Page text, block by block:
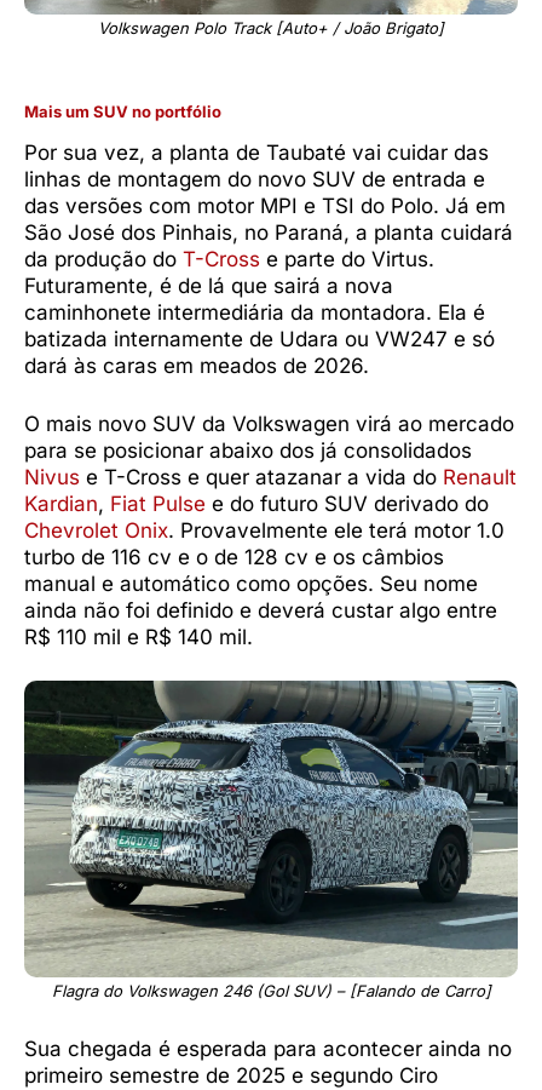
Volkswagen Polo Track [Auto+ / João Brigato]
Mais um SUV no portfólio
Por sua vez, a planta de Taubaté vai cuidar das
linhas de montagem do novo SUV de entrada e
das versões com motor MPI e TSI do Polo. Já em
São José dos Pinhais, no Paraná, a planta cuidará
da produção do T-Cross e parte do Virtus.
Futuramente, é de lá que sairá a nova
caminhonete intermediária da montadora. Ela é
batizada internamente de Udara ou VW247 e só
dará às caras em meados de 2026.
O mais novo SUV da Volkswagen virá ao mercado
para se posicionar abaixo dos já consolidados
Nivus e T-Cross e quer atazanar a vida do Renault
Kardian, Fiat Pulse e do futuro SUV derivado do
Chevrolet Onix. Provavelmente ele terá motor 1.0
turbo de 116 cv e o de 128 cv e os câmbios
manual e automático como opções. Seu nome
ainda não foi definido e deverá custar algo entre
R$ 110 mil e R$ 140 mil.
Flagra do Volkswagen 246 (Gol SUV) – [Falando de Carro]
Sua chegada é esperada para acontecer ainda no
primeiro semestre de 2025 e segundo Ciro